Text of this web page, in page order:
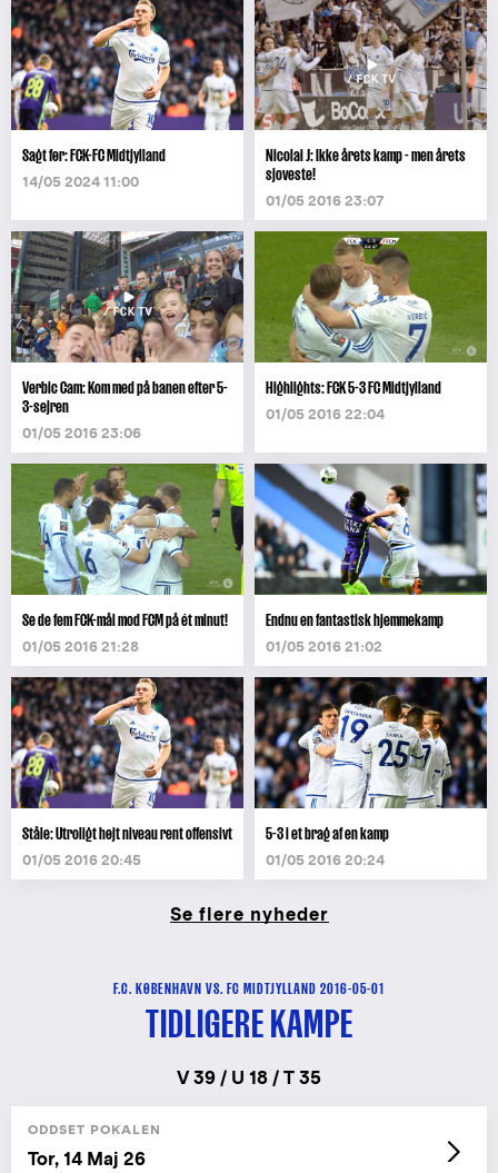
Sagt før: FCK-FC Midtjylland
14/05 2024 11:00
Nicolai J: Ikke årets kamp - men årets
sjoveste!
01/05 2016 23:07
Verbic Cam: Kom med på banen efter 5-
3-sejren
01/05 2016 23:06
Highlights: FCK 5-3 FC Midtjylland
01/05 2016 22:04
Se de fem FCK-mål mod FCM på ét minut!
01/05 2016 21:28
Endnu en fantastisk hjemmekamp
01/05 2016 21:02
Ståle: Utroligt højt niveau rent offensivt
01/05 2016 20:45
5-3 i et brag af en kamp
01/05 2016 20:24
Se flere nyheder
F.C. KØBENHAVN VS. FC MIDTJYLLAND 2016-05-01
TIDLIGERE KAMPE
V 39 / U 18 / T 35
ODDSET POKALEN
Tor, 14 Maj 26